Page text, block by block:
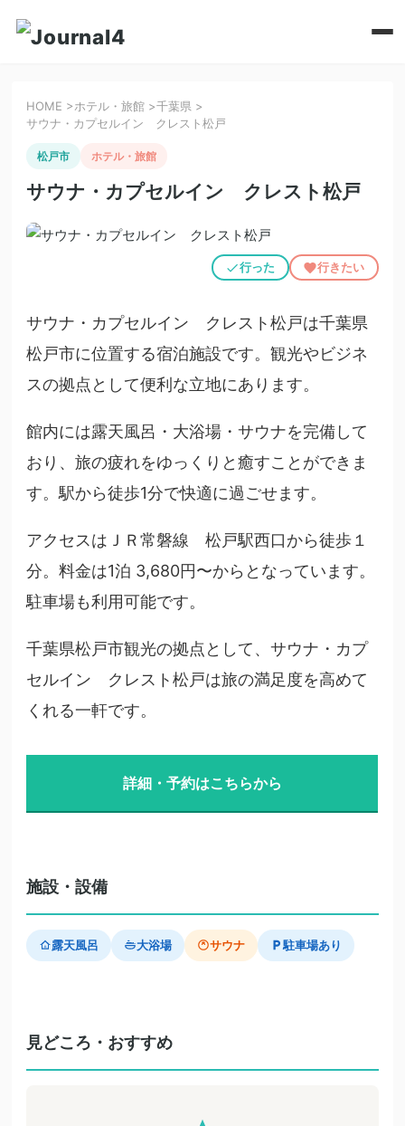
HOME >ホテル・旅館 >千葉県 >
サウナ・カプセルイン クレスト松戸
松戸市 ホテル・旅館
サウナ・カプセルイン クレスト松戸
行った 行きたい
サウナ・カプセルイン クレスト松戸は千葉県
松戸市に位置する宿泊施設です。観光やビジネ
スの拠点として便利な立地にあります。
館内には露天風呂・大浴場・サウナを完備して
おり、旅の疲れをゆっくりと癒すことができま
す。駅から徒歩1分で快適に過ごせます。
アクセスはＪＲ常磐線 松戸駅西口から徒歩１
分。料金は1泊 3,680円〜からとなっています。
駐車場も利用可能です。
千葉県松戸市観光の拠点として、サウナ・カプ
セルイン クレスト松戸は旅の満足度を高めて
くれる一軒です。
詳細・予約はこちらから
施設・設備
露天風呂 大浴場 サウナ 駐車場あり
見どころ・おすすめ